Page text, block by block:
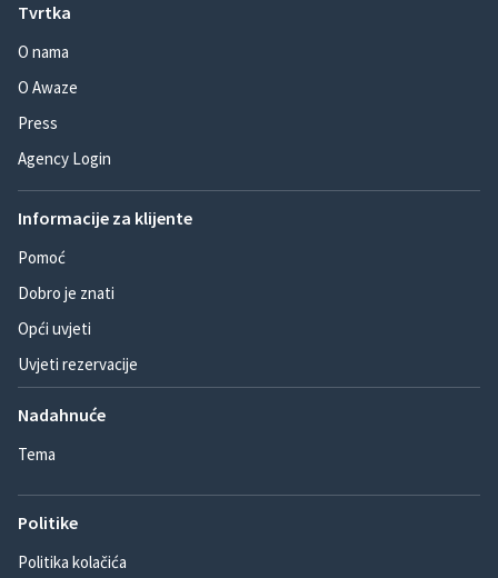
Tvrtka
O nama
O Awaze
Press
Agency Login
Informacije za klijente
Pomoć
Dobro je znati
Opći uvjeti
Uvjeti rezervacije
Nadahnuće
Tema
Politike
Politika kolačića